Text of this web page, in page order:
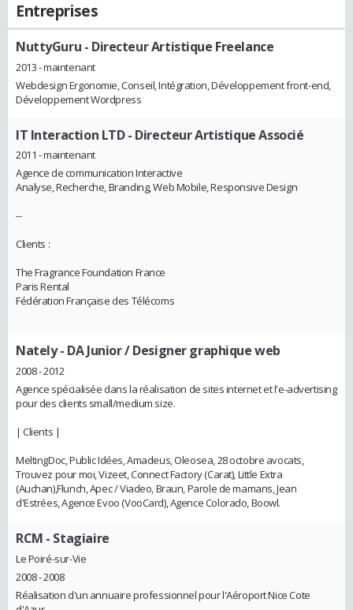
Entreprises
NuttyGuru - Directeur Artistique Freelance
2013 - maintenant
Webdesign Ergonomie, Conseil, Intégration, Développement front-end,
Développement Wordpress
IT Interaction LTD- Directeur Artistique Associé
2011 - maintenant
Agence de communication Interactive
Analyse, Recherche, Branding, Web Mobile, Responsive Design
--
Clients :
The Fragrance Foundation France
Paris Rental
Fédération Française des Télécoms
Nately- DA Junior / Designer graphique web
2008 - 2012
Agence spécialisée dans la réalisation de sites internet et l'e-advertising
pour des clients small/medium size.
| Clients |
MeltingDoc, Public Idées, Amadeus, Oleosea, 28 octobre avocats,
Trouvez pour moi, Vizeet, Connect Factory (Carat), Little Extra
(Auchan),Flunch, Apec / Viadeo, Braun, Parole de mamans, Jean
d'Estrées, Agence Evoo (VooCard), Agence Colorado, Boowl.
RCM - Stagiaire
Le Poiré-sur-Vie
2008 - 2008
Réalisation d'un annuaire professionnel pour l'Aéroport Nice Cote